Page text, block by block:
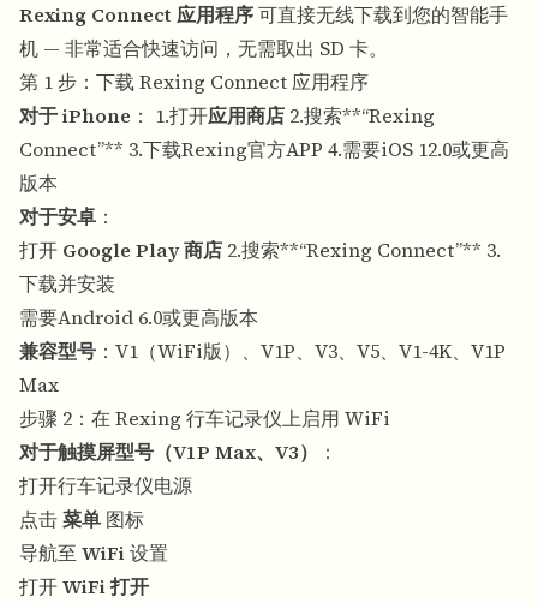
Rexing Connect 应用程序可直接无线下载到您的智能手
机 — 非常适合快速访问，无需取出 SD 卡。
第 1 步：下载 Rexing Connect 应用程序
对于 iPhone ： 1.打开应用商店 2.搜索**“Rexing
Connect”** 3.下载Rexing官方APP 4.需要iOS 12.0或更高
版本
对于安卓 ：
打开 Google Play 商店 2.搜索**“Rexing Connect”** 3.
下载并安装
需要Android 6.0或更高版本
兼容型号 ：V1（WiFi版）、V1P、V3、V5、V1-4K、V1P
Max
步骤 2：在 Rexing 行车记录仪上启用 WiFi
对于触摸屏型号（V1P Max、V3）
：
打开行车记录仪电源
点击菜单 图标
导航至 WiFi设置
打开WiFi 打开